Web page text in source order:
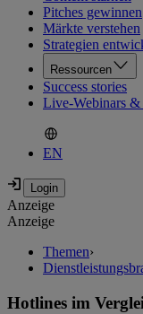
Pitches gewinnen
Märkte verstehen
Strategien
Ressourcen
Success stories
Live-Webinars
EN
Anzeige
Anzeige
Themen›
Hotlines im